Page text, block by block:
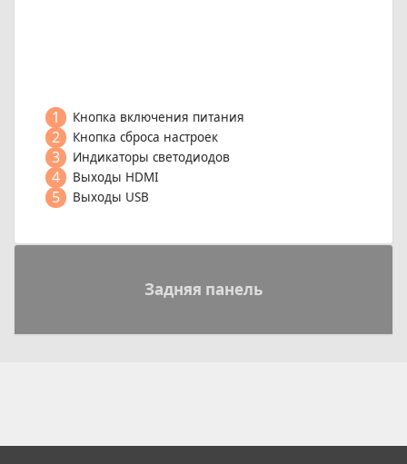
1 Кнопка включения питания
2 Кнопка сброса настроек
3 Индикаторы светодиодов
4 Выходы HDMI
5 Выходы USB
Задняя панель